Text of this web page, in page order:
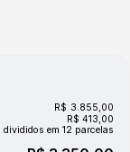
divididos em 12 parcelas
R$ 413,00
R$ 3.855,00